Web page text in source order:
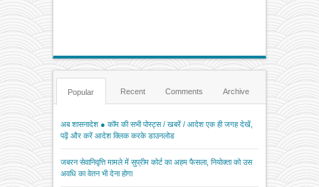
Popular Recent Comments Archive
अब शासनादेश ● कॉम की सभी पोस्ट्स / खबरें / आदेश एक ही जगह देखें,
पढ़ें और करें आदेश क्लिक करके डाउनलोड
जबरन सेवानिवृत्ति मामले में सुप्रीम कोर्ट का अहम फैसला, नियोक्ता को उस
अवधि का वेतन भी देना होगा